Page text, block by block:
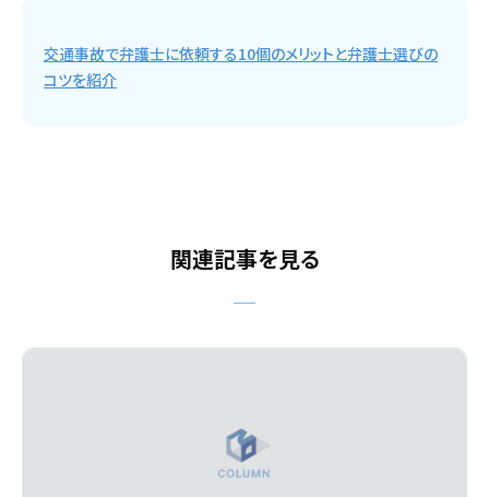
交通事故で弁護士に依頼する10個のメリットと弁護士選びの
コツを紹介
関連記事を見る